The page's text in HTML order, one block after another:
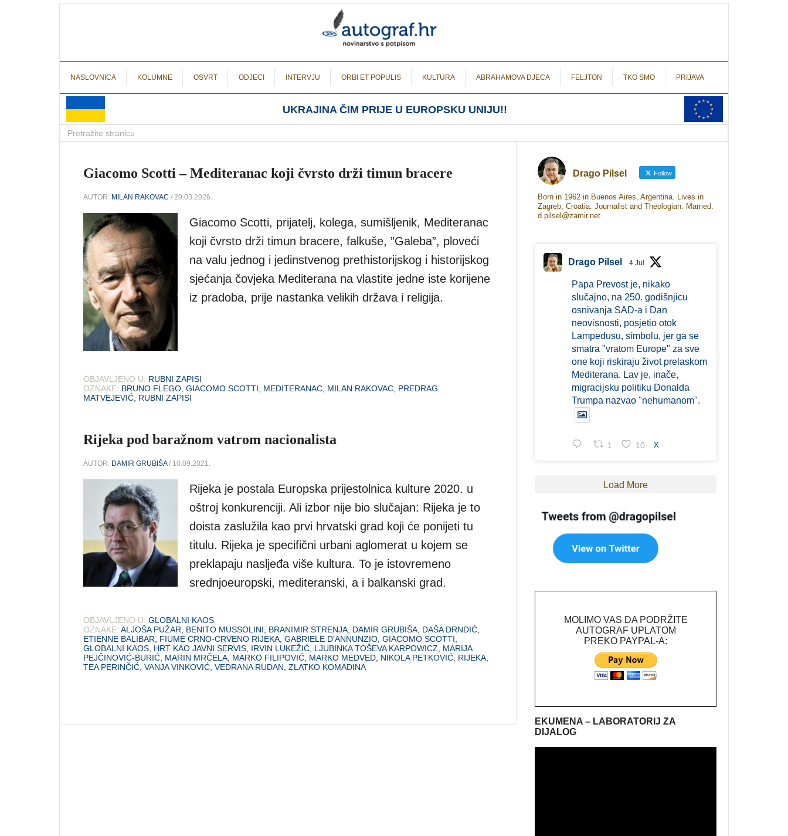
NASLOVNICA KOLUMNE OSVRT ODJECI INTERVJU ORBI ET POPULIS KULTURA ABRAHAMOVA DJECA FELJTON TKO SMO PRIJAVA
UKRAJINA ČIM PRIJE U EUROPSKU UNIJU!!
Giacomo Scotti – Mediteranac koji čvrsto drži timun bracere
AUTOR: MILAN RAKOVAC / 20.03.2026.
Giacomo Scotti, prijatelj, kolega, sumišljenik, Mediteranac
koji čvrsto drži timun bracere, falkuše, ”Galeba”, ploveći
na valu jednog i jedinstvenog prethistorijskog i historijskog
sjećanja čovjeka Mediterana na vlastite jedne iste korijene
iz pradoba, prije nastanka velikih država i religija.
OBJAVLJENO U: RUBNI ZAPISI
OZNAKE: BRUNO FLEGO GIACOMO SCOTTI MEDITERANAC MILAN RAKOVAC PREDRAG
MATVEJEVIĆ RUBNI ZAPISI
Rijeka pod baražnom vatrom nacionalista
AUTOR: DAMIR GRUBIŠA/ 10.09.2021.
Rijeka je postala Europska prijestolnica kulture 2020. u
oštroj konkurenciji. Ali izbor nije bio slučajan: Rijeka je to
doista zaslužila kao prvi hrvatski grad koji će ponijeti tu
titulu. Rijeka je specifični urbani aglomerat u kojem se
preklapaju nasljeđa više kultura. To je istovremeno
srednjoeuropski, mediteranski, a i balkanski grad.
OBJAVLJENO U: GLOBALNI KAOS
OZNAKE: ALJOŠA PUŽAR BENITO MUSSOLINI BRANIMIR STRENJA DAMIR GRUBIŠA DAŠA DRNDIĆ
ETIENNE BALIBAR
FIUME CRNO-CRVENO RIJEKA GABRIELE D'ANNUNZIO GIACOMO SCOTTI
GLOBALNI KAOS HRT KAO JAVNI SERVIS IRVIN LUKEŽIĆ LJUBINKA TOŠEVA KARPOWICZ
MARIJA
PEJČINOVIĆ-BURIĆ MARIN MRČELA MARKO FILIPOVIĆ MARKO MEDVED NIKOLA PETKOVIĆ RIJEKA
TEA PERINČIĆ VANJA VINKOVIĆ VEDRANA RUDAN ZLATKO KOMADINA
Drago Pilsel Follow
Born in 1962 in Buenos Aires, Argentina. Lives in
Zagreb, Croatia. Journalist and Theologian. Married.
d.pilsel@zamir.net
Drago Pilsel 4 Jul
Papa Prevost je, nikako
slučajno, na 250. godišnjicu
osnivanja SAD-a i Dan
neovisnosti, posjetio otok
Lampedusu, simbolu, jer ga se
smatra "vratom Europe" za sve
one koji riskiraju život prelaskom
Mediterana. Lav je, inače,
migracijsku politiku Donalda
Trumpa nazvao "nehumanom".
1 10 X
Load More
MOLIMO VAS DA PODRŽITE
AUTOGRAF UPLATOM
PREKO PAYPAL-A:
EKUMENA – LABORATORIJ ZA
DIJALOG